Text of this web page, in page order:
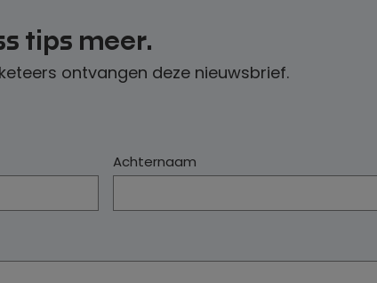
tips meer.
ontvangen deze nieuwsbrief.
Achternaam